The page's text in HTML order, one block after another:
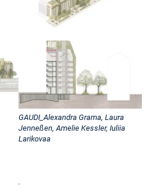
GAUDI_Alexandra Grama, Laura
Jenneßen, Amelie Kessler, Iuliia
Larikovaa
.